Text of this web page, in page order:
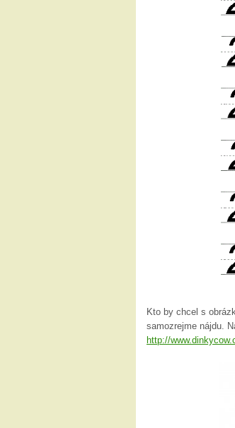
Kto by chcel s
samozrejme nájdu.
http://